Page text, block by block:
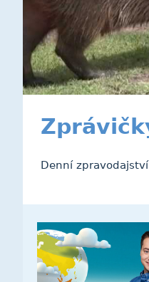
Denní